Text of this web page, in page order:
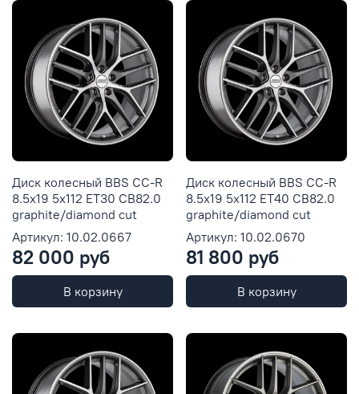
Диск колесный BBS CC-R
8.5x19 5x112 ET30 CB82.0
graphite/diamond cut
Артикул: 10.02.0667
82 000 руб
В корзину
Диск колесный BBS CC-R
8.5x19 5x112 ET40 CB82.0
graphite/diamond cut
Артикул: 10.02.0670
81 800 руб
В корзину